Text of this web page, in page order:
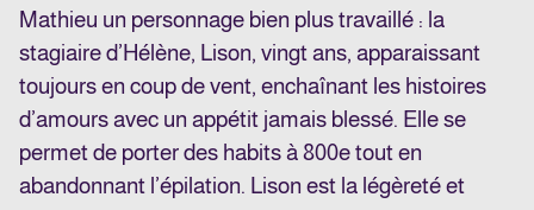
Mathieu un personnage bien plus travaillé : la
stagiaire d’Hélène, Lison, vingt ans, apparaissant
toujours en coup de vent, enchaînant les histoires
d’amours avec un appétit jamais blessé. Elle se
permet de porter des habits à 800etout en
abandonnant l’épilation. Lison est la légèreté et